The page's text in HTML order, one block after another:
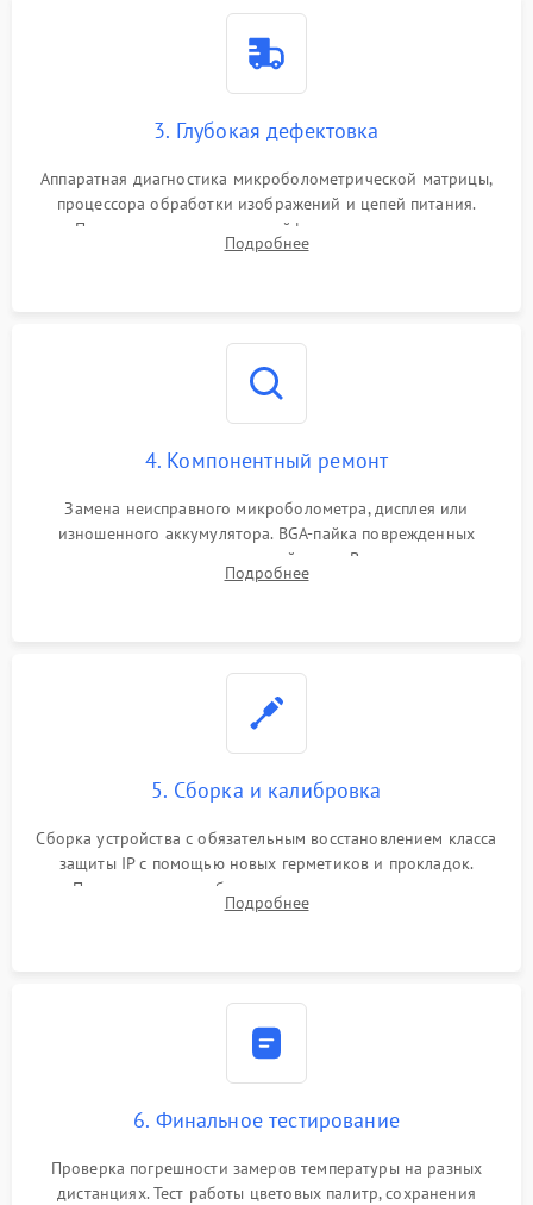
3. Глубокая дефектовка
Аппаратная диагностика микроболометрической матрицы,
процессора обработки изображений и цепей питания.
Проверка целостности шлейфов, модуля памяти и
интерфейсов связи. Выявление сгоревших SMD-компонентов
Подробнее
4. Компонентный ремонт
Замена неисправного микроболометра, дисплея или
изношенного аккумулятора. BGA-пайка поврежденных
контроллеров на материнской плате. Восстановление
разъемов и кнопок, замена поврежденных элементов
Подробнее
5. Сборка и калибровка
Сборка устройства с обязательным восстановлением класса
защиты IP с помощью новых герметиков и прокладок.
Программная калибровка матрицы по эталонному
абсолютно черному телу для точного измерения температур.
Подробнее
6. Финальное тестирование
Проверка погрешности замеров температуры на разных
дистанциях. Тест работы цветовых палитр, сохранения